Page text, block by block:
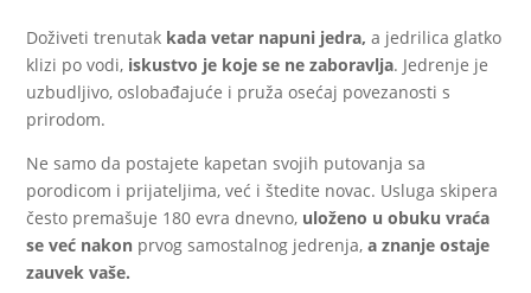
Doživeti trenutak kada vetar napuni jedra, a jedrilica glatko
klizi po vodi, iskustvo je koje se ne zaboravlja. Jedrenje je
uzbudljivo, oslobađajuće i pruža osećaj povezanosti s
prirodom.
Ne samo da postajete kapetan svojih putovanja sa
porodicom i prijateljima, već i štedite novac. Usluga skipera
često premašuje 180 evra dnevno, uloženo u obuku vraća
se već nakon prvog samostalnog jedrenja, a znanje ostaje
zauvek vaše.